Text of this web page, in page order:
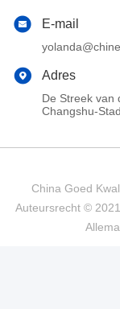
E-mail
Adres
De Streek van
Changshu-
China Goed
Auteursrecht ©